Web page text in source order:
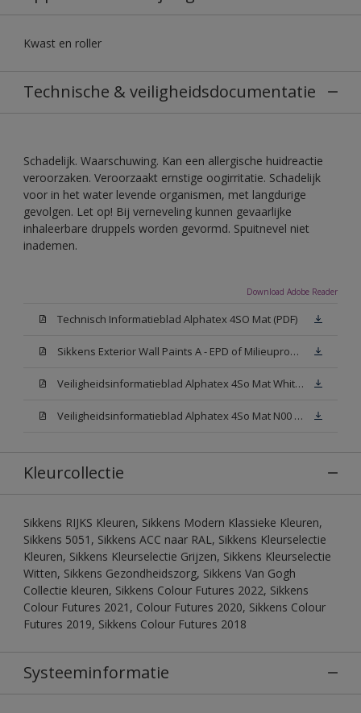
Kwast en roller
Technische & veiligheidsdocumentatie
Schadelijk. Waarschuwing. Kan een allergische huidreactie
veroorzaken. Veroorzaakt ernstige oogirritatie. Schadelijk
voor in het water levende organismen, met langdurige
gevolgen. Let op! Bij verneveling kunnen gevaarlijke
inhaleerbare druppels worden gevormd. Spuitnevel niet
inademen.
Download Adobe Reader
Technisch Informatieblad Alphatex 4SO Mat (PDF)
Sikkens Exterior Wall Paints A - EPD of Milieuproductverklaring
Veiligheidsinformatieblad Alphatex 4So Mat White W05 (MSDS)
Veiligheidsinformatieblad Alphatex 4So Mat N00 (MSDS)
Kleurcollectie
Sikkens RIJKS Kleuren, Sikkens Modern Klassieke Kleuren,
Sikkens 5051, Sikkens ACC naar RAL, Sikkens Kleurselectie
Kleuren, Sikkens Kleurselectie Grijzen, Sikkens Kleurselectie
Witten, Sikkens Gezondheidszorg, Sikkens Van Gogh
Collectie kleuren, Sikkens Colour Futures 2022, Sikkens
Colour Futures 2021, Colour Futures 2020, Sikkens Colour
Futures 2019, Sikkens Colour Futures 2018
Systeeminformatie